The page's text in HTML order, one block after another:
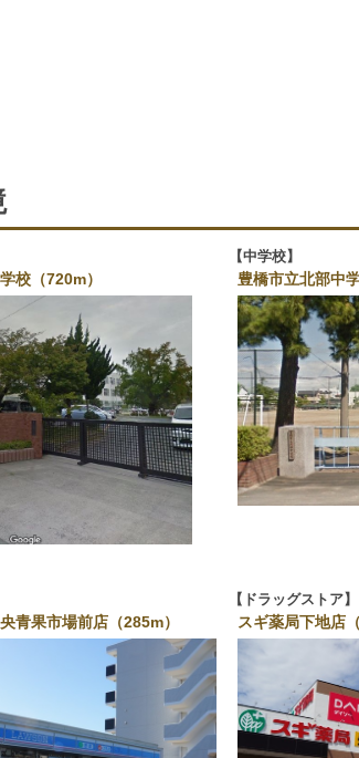
校（720m）
中学校
豊橋市立北部中
青果市場前店（285m）
ドラッグストア
スギ薬局下地店